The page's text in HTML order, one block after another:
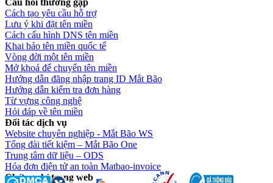
Cách tạo yêu cầu hỗ trợ
Lưu ý khi đặt tên miền
Cách cấu hình DNS tên miền
Khai báo tên miền quốc tế
Vòng đời một tên miền
Mở khoá để chuyển tên miền
Hướng dẫn đăng nhập trang ID Mắt Bão
Hướng dẫn kiểm tra đơn hàng
Từ vựng công nghệ
Hỏi đáp về tên miền
Đối tác dịch vụ
Website chuyên nghiệp - Mắt Bão WS
Tổng đài tiết kiệm – Mắt Bão One
Trung tâm dữ liệu – ODS
Hóa đơn điện tử an toàn Matbao-invoice
Chứng chỉ trang web